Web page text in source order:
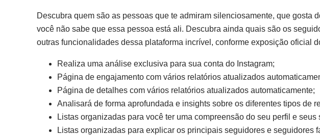
Descubra quem são as pessoas que te admiram silenciosamente, que gosta
você não sabe que essa pessoa está ali. Descubra ainda quais são os
outras funcionalidades dessa plataforma incrível, conforme exposição oficial
Realiza uma análise exclusiva para sua conta do Instagram;
Página de engajamento com vários relatórios atualizados
Página de detalhes com vários relatórios atualizados automaticamente;
Analisará de forma aprofundada e insights sobre os diferentes tipos de
Listas organizadas para você ter uma compreensão do seu perfil e seus
Listas organizadas para explicar os principais seguidores e seguidores